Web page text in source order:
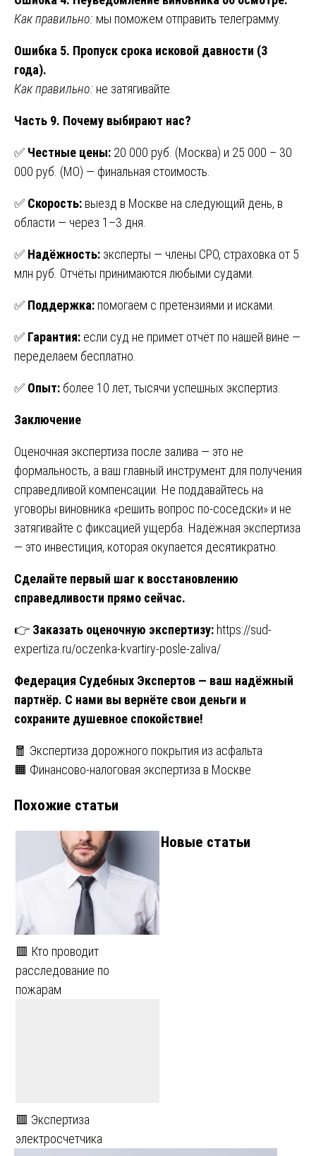
Как правильно: мы поможем отправить телеграмму.
Ошибка 5. Пропуск срока исковой давности (3
года).
Как правильно: не затягивайте.
Часть 9. Почему выбирают нас?
✅ Честные цены: 20 000 руб. (Москва) и 25 000 – 30
000 руб. (МО) — финальная стоимость.
✅ Скорость: выезд в Москве на следующий день, в
области — через 1–3 дня.
✅ Надёжность: эксперты — члены СРО, страховка от 5
млн руб. Отчёты принимаются любыми судами.
✅ Поддержка: помогаем с претензиями и исками.
✅ Гарантия: если суд не примет отчёт по нашей вине —
переделаем бесплатно.
✅ Опыт: более 10 лет, тысячи успешных экспертиз.
Заключение
Оценочная экспертиза после залива — это не
формальность, а ваш главный инструмент для получения
справедливой компенсации. Не поддавайтесь на
уговоры виновника «решить вопрос по-соседски» и не
затягивайте с фиксацией ущерба. Надёжная экспертиза
— это инвестиция, которая окупается десятикратно.
Сделайте первый шаг к восстановлению
справедливости прямо сейчас.
👉 Заказать оценочную экспертизу: https://sud-
expertiza.ru/oczenka-kvartiry-posle-zaliva/
Федерация Судебных Экспертов — ваш надёжный
партнёр. С нами вы вернёте свои деньги и
сохраните душевное спокойствие!
Навигация
записям
🧧 Экспертиза дорожного покрытия из асфальта
🟧 Финансово-налоговая экспертиза в Москве
Похожие статьи
🟥 Кто проводит
расследование по
пожарам
🟥 Экспертиза
электросчетчика
Новые статьи